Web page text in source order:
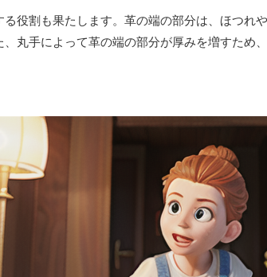
役割も果たします。革の端の部分は、ほつれ
丸手によって革の端の部分が厚みを増すため